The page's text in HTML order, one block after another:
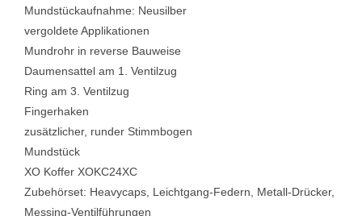
Mundstückaufnahme: Neusilber
vergoldete Applikationen
Mundrohr in reverse Bauweise
Daumensattel am 1. Ventilzug
Ring am 3. Ventilzug
Fingerhaken
zusätzlicher, runder Stimmbogen
Mundstück
XO Koffer XOKC24XC
Zubehörset: Heavycaps, Leichtgang-Federn, Metall-Drücker,
Messing-Ventilführungen